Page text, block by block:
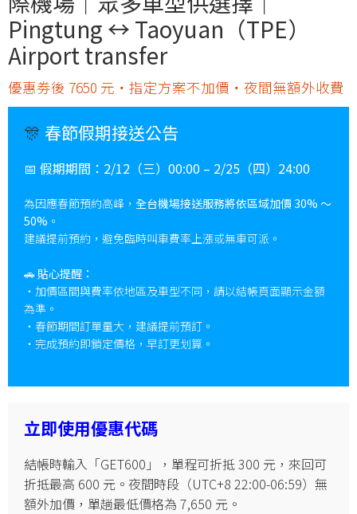
Pingtung ↔︎ Taoyuan（TPE）
Airport transfer
優惠劵後 7650 元・指定方案不加價・夜間無額外收費
🎊 春節假期接送公告
📅 假期期間： 2/12（三）00:00 – 2/25（四）24:00
為因應春節預約高峰， 全台機場接送服務將依區域加價 30% ～
50% 。
建議提前預約，避免臨時叫車費率上漲或無車可派。
🚗 貼心提醒：
・加價區間與費率依地區及車型不同，請以結帳頁面顯示金額
為準。
・春節期間訂單量大，建議提前預訂。
・完成預約即鎖定價格，早訂更划算。
立即使用優惠代碼
結帳時輸入「GET600」，單程可折抵 300 元，來回可
折抵最高 600 元。夜間時段（UTC+8 22:00-06:59）無
額外加價，單趟最低價格為 7,650 元。